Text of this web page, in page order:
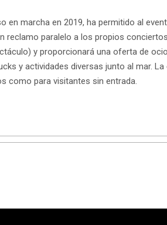
en marcha en 2019, ha permitido al
reclamo paralelo a los propios
y proporcionará una oferta de
y actividades diversas junto al mar.
como para visitantes sin entrada.